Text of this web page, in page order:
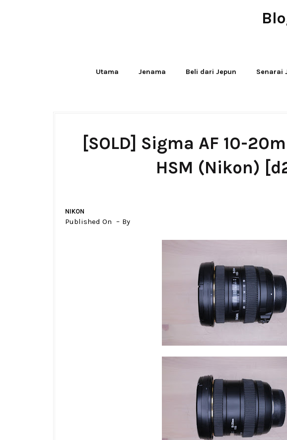
Utama Jenama Beli dari Jepun Senarai
[SOLD] Sigma AF 10-
HSM (Nikon)
NIKON
Published On By